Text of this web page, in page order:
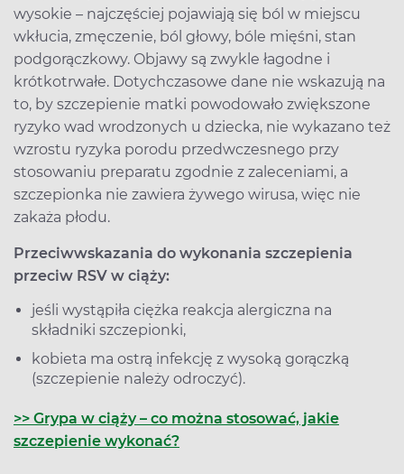
wysokie – najczęściej pojawiają się ból w miejscu
wkłucia, zmęczenie, ból głowy, bóle mięśni, stan
podgorączkowy. Objawy są zwykle łagodne i
krótkotrwałe. Dotychczasowe dane nie wskazują na
to, by szczepienie matki powodowało zwiększone
ryzyko wad wrodzonych u dziecka, nie wykazano też
wzrostu ryzyka porodu przedwczesnego przy
stosowaniu preparatu zgodnie z zaleceniami, a
szczepionka nie zawiera żywego wirusa, więc nie
zakaża płodu.
Przeciwwskazania do wykonania szczepienia
przeciw RSV w ciąży:
jeśli wystąpiła ciężka reakcja alergiczna na
składniki szczepionki,
kobieta ma ostrą infekcję z wysoką gorączką
(szczepienie należy odroczyć).
>> Grypa w ciąży – co można stosować, jakie
szczepienie wykonać?